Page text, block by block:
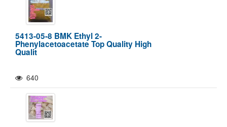
5413-05-8 BMK Ethyl 2-
Phenylacetoacetate Top Quality High
Qualit
640